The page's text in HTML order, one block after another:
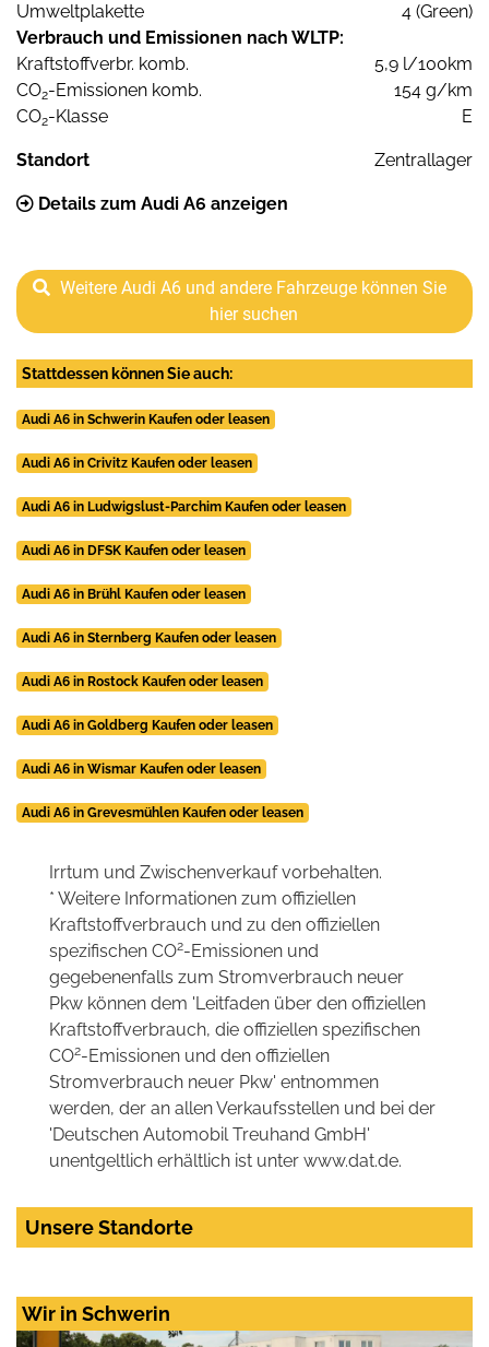
Umweltplakette
4 (Green)
Verbrauch und Emissionen nach WLTP:
Kraftstoffverbr. komb.
5,9 l/100km
CO2-Emissionen komb.
154 g/km
CO2-Klasse E
Standort Zentrallager
Details zum Audi A6 anzeigen
Weitere Audi A6 und andere Fahrzeuge können Sie
hier suchen
Stattdessen können Sie auch:
Audi A6 in Schwerin Kaufen oder leasen
Audi A6 in Crivitz Kaufen oder leasen
Audi A6 in Ludwigslust-Parchim Kaufen oder leasen
Audi A6 in DFSK Kaufen oder leasen
Audi A6 in Brühl Kaufen oder leasen
Audi A6 in Sternberg Kaufen oder leasen
Audi A6 in Rostock Kaufen oder leasen
Audi A6 in Goldberg Kaufen oder leasen
Audi A6 in Wismar Kaufen oder leasen
Audi A6 in Grevesmühlen Kaufen oder leasen
Irrtum und Zwischenverkauf vorbehalten.
* Weitere Informationen zum offiziellen
Kraftstoffverbrauch und zu den offiziellen
spezifischen CO2-Emissionen und
gegebenenfalls zum Stromverbrauch neuer
Pkw können dem 'Leitfaden über den offiziellen
Kraftstoffverbrauch, die offiziellen spezifischen
CO2-Emissionen und den offiziellen
Stromverbrauch neuer Pkw' entnommen
werden, der an allen Verkaufsstellen und bei der
'Deutschen Automobil Treuhand GmbH'
unentgeltlich erhältlich ist unter www.dat.de.
Unsere Standorte
Wir in Schwerin